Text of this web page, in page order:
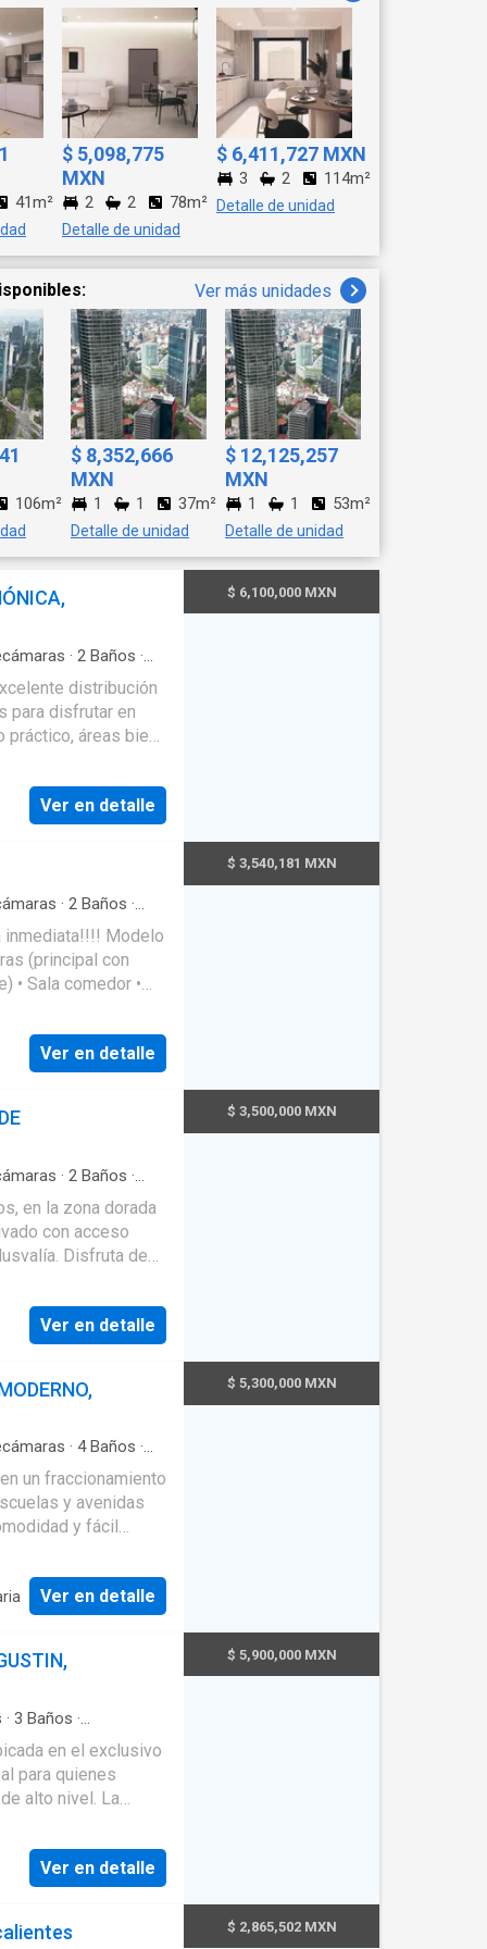
y con excelente
y amenidades son
y conócela. Es
41m²
$ 5,098,775
MXN
2 2 78m²
Detalle de unidad
$ 6,411,727 MXN
3 2 114m²
Detalle de unidad
Ver más unidades
106m²
$ 8,352,666
MXN
1 1 37m²
Detalle de unidad
$ 12,125,257
MXN
1 1 53m²
Detalle de unidad
· 2 Baños ·
distribución
para disfrutar en
en su nuevo
estufa, campana y
completo
con acceso a
y paneles
de 300
conocerla.
Ver en detalle
$ 6,100,000 MXN
· 2 Baños ·
·Cisterna·
·Elevador·
· Recámara con
Ver en detalle
$ 3,540,181 MXN
· 2 Baños ·
en la zona dorada
con acceso
Disfruta de
Los Costos pueden
sin previo aviso
Ver en detalle
$ 3,500,000 MXN
· 4Baños ·
Jardín
un fraccionamiento
y avenidas
y fácil
y cuatro
para todos
un espacio
cubrir todas las
Ver en detalle
$ 5,300,000 MXN
· 3 Baños ·
·Jacuzzi·Jardín·
en el exclusivo
para quienes
nivel. La
espacio privado
la comodidad de
distribución en
Ver en detalle
$ 5,900,000 MXN
$ 2,865,502 MXN